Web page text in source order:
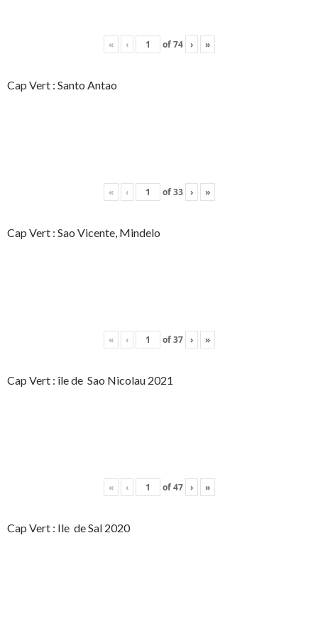
« ‹ of74 › »
Cap Vert : Santo Antao
« ‹ of33 › »
Cap Vert : Sao Vicente, Mindelo
« ‹ of37 › »
Cap Vert : île de Sao Nicolau 2021
« ‹ of47 › »
Cap Vert : Ile de Sal 2020